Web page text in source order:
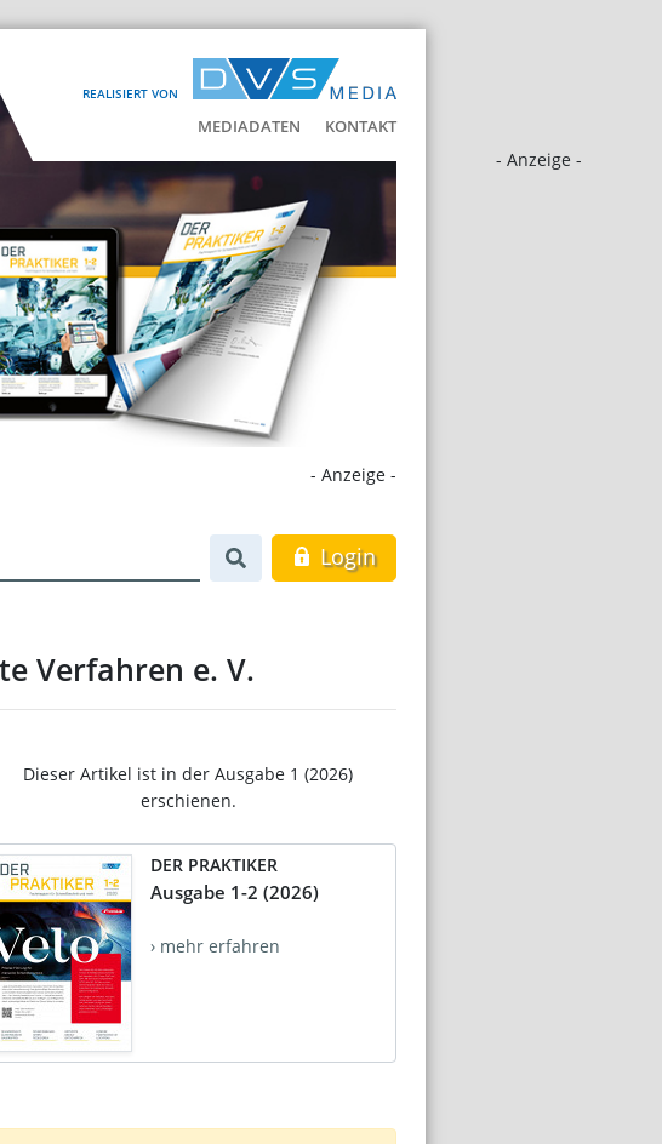
REALISIERT VON
MEDIADATEN KONTAKT
- Anzeige -
- Anzeige -
Login
Verfahren e. V.
Dieser Artikel ist in der Ausgabe 1 (2026)
erschienen.
DER PRAKTIKER
Ausgabe 1-2 (2026)
› mehr erfahren